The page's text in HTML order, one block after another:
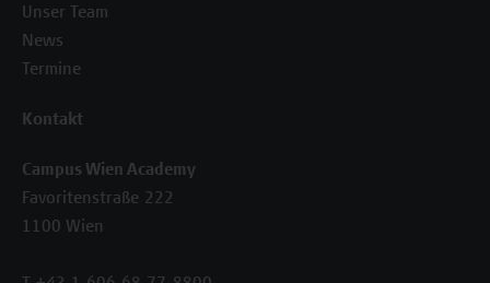
Unser Team
News
Termine
Kontakt
Campus Wien Academy
Favoritenstraße 222
1100 Wien